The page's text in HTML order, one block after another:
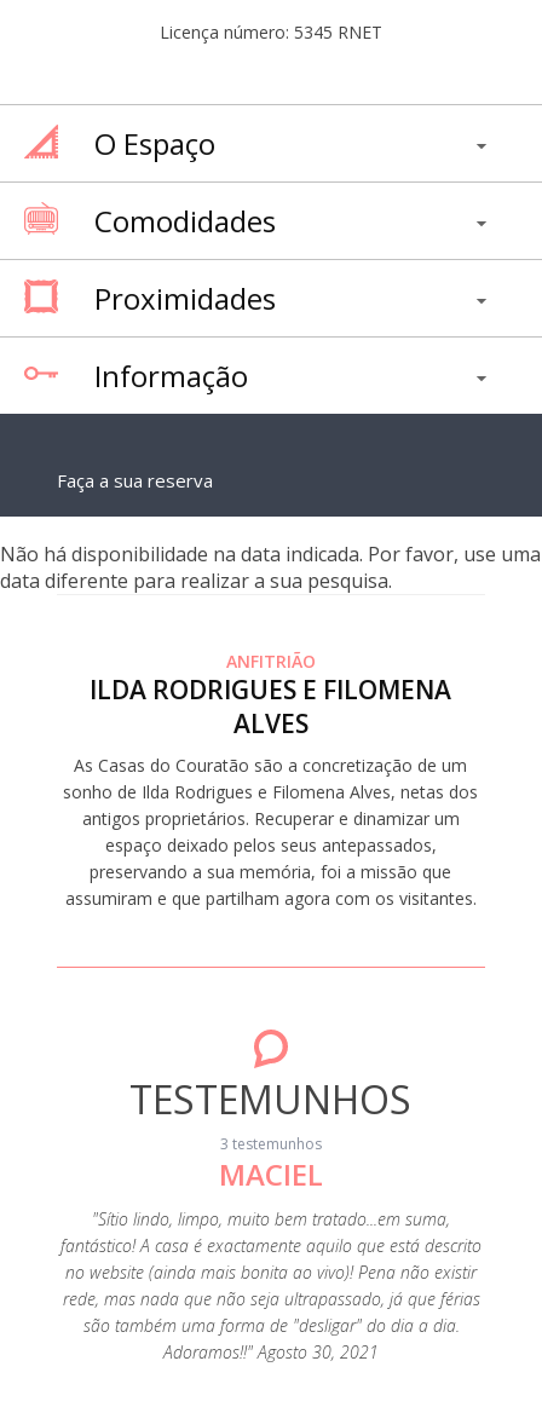
Licença número: 5345 RNET
O Espaço
Comodidades
Proximidades
Informação
Faça a sua reserva
Não há disponibilidade na data indicada. Por favor, use uma
data diferente para realizar a sua pesquisa.
ANFITRIÃO
ILDA RODRIGUES E FILOMENA
ALVES
As Casas do Couratão são a concretização de um
sonho de Ilda Rodrigues e Filomena Alves, netas dos
antigos proprietários. Recuperar e dinamizar um
espaço deixado pelos seus antepassados,
preservando a sua memória, foi a missão que
assumiram e que partilham agora com os visitantes.
TESTEMUNHOS
3 testemunhos
MACIEL
"Sítio lindo, limpo, muito bem tratado...em suma,
fantástico! A casa é exactamente aquilo que está descrito
no website (ainda mais bonita ao vivo)! Pena não existir
rede, mas nada que não seja ultrapassado, já que férias
são também uma forma de "desligar" do dia a dia.
Adoramos!!" Agosto 30, 2021